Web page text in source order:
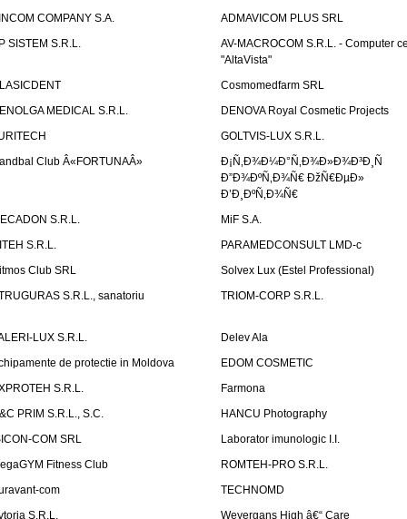
COMPANY S.A.
ADMAVICOM PLUS SRL
SISTEM S.R.L.
AV-MACROCOM S.R.L. - Computer
"AltaVista"
Cosmomedfarm SRL
MEDICAL S.R.L.
DENOVA Royal Cosmetic Projects
GOLTVIS-LUX S.R.L.
Club Â«FORTUNAÂ»
Ð¡Ñ‚Ð¾Ð¼Ð°Ñ‚Ð¾Ð»Ð¾Ð³Ð¸Ñ
Ð”Ð¾ÐºÑ‚Ð¾Ñ€ ÐžÑ€ÐµÐ»
Ð’Ð¸ÐºÑ‚Ð¾Ñ€
S.R.L.
MiF S.A.
S.R.L.
PARAMEDCONSULT LMD-c
Club SRL
Solvex Lux (Estel Professional)
S.R.L., sanatoriu
TRIOM-CORP S.R.L.
LUX S.R.L.
Delev Ala
de protectie in Moldova
EDOM COSMETIC
S.R.L.
Farmona
PRIM S.R.L., S.C.
HANCU Photography
COM SRL
Laborator imunologic I.I.
Fitness Club
ROMTEH-PRO S.R.L.
com
TECHNOMD
S.R.L.
Weyergans High â€“ Care